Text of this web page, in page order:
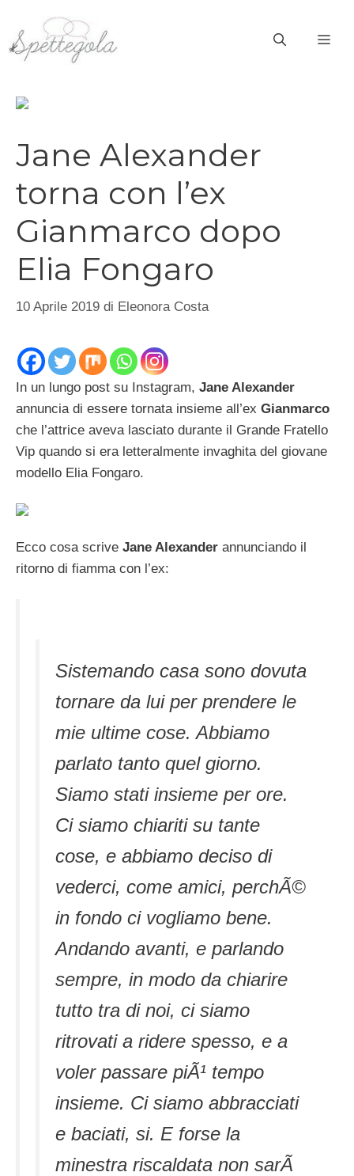
contenuto
Jane Alexander
torna con l’ex
Gianmarco dopo
Elia Fongaro
10 Aprile 2019 di Eleonora Costa
In un lungo post su Instagram, Jane Alexander
annuncia di essere tornata insieme all’ex Gianmarco
che l’attrice aveva lasciato durante il Grande Fratello
Vip quando si era letteralmente invaghita del giovane
modello Elia Fongaro.
Ecco cosa scrive Jane Alexander annunciando il
ritorno di fiamma con l’ex:
Sistemando casa sono dovuta
tornare da lui per prendere le
mie ultime cose. Abbiamo
parlato tanto quel giorno.
Siamo stati insieme per ore.
Ci siamo chiariti su tante
cose, e abbiamo deciso di
vederci, come amici, perchÃ©
in fondo ci vogliamo bene.
Andando avanti, e parlando
sempre, in modo da chiarire
tutto tra di noi, ci siamo
ritrovati a ridere spesso, e a
voler passare piÃ¹ tempo
insieme. Ci siamo abbracciati
e baciati, si. E forse la
minestra riscaldata non sarÃ